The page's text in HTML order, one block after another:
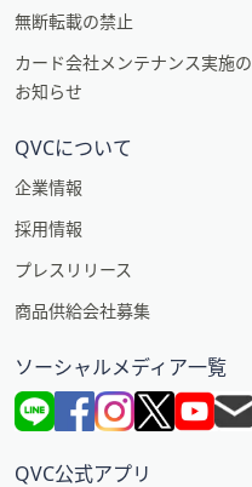
無断転載の禁止
カード会社メンテナンス実施の
お知らせ
QVCについて
企業情報
採用情報
プレスリリース
商品供給会社募集
ソーシャルメディア一覧
QVC公式アプリ